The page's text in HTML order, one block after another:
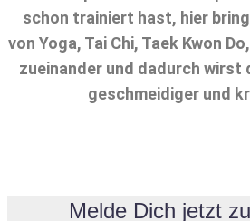
schon trainiert hast, hier
von Yoga, Tai Chi, Taek Kwon
zueinander und dadurch wirst
geschmeidiger und
Melde Dich jetzt